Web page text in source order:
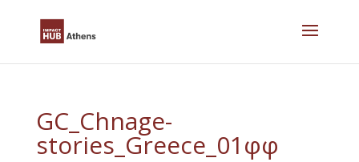
GC_Chnage-
stories_Greece_01φφ